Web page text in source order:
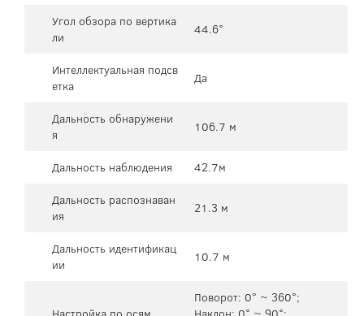
Угол обзора по вертика
ли
44.6°
Интеллектуальная подсв
етка
Да
Дальность обнаружени
я
106.7 м
Дальность наблюдения
42.7м
Дальность распознаван
ия
21.3 м
Дальность идентификац
ии
10.7 м
Поворот: 0° ~ 360°;